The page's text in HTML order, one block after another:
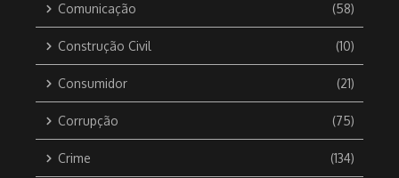
Comunicação (58)
Construção Civil (10)
Consumidor (21)
Corrupção (75)
Crime (134)